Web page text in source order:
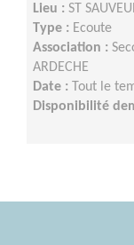
Lieu : ST
Type : Ecoute
Association :
ARDECHE
Date :
Tout le
Disponibilité